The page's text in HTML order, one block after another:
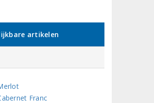
artikelen
Franc